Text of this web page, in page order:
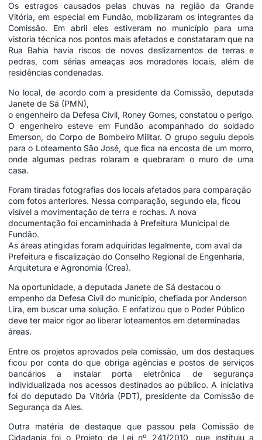
Os estragos causados pelas chuvas na região da Grande
Vitória, em especial em Fundão, mobilizaram os integrantes da
Comissão. Em abril eles estiveram no município para uma
vistoria técnica nos pontos mais afetados e constataram que na
Rua Bahia havia riscos de novos deslizamentos de terras e
pedras, com sérias ameaças aos moradores locais, além de
residências condenadas.
No local, de acordo com a presidente da Comissão, deputada
Janete de Sá (PMN),
o engenheiro da Defesa Civil, Roney Gomes, constatou o perigo.
O engenheiro esteve em Fundão acompanhado do soldado
Emerson, do Corpo de Bombeiro Militar. O grupo seguiu depois
para o Loteamento São José, que fica na encosta de um morro,
onde algumas pedras rolaram e quebraram o muro de uma
casa.
Foram tiradas fotografias dos locais afetados para comparação
com fotos anteriores. Nessa comparação, segundo ela, ficou
visível a movimentação de terra e rochas. A nova
documentação foi encaminhada à Prefeitura Municipal de
Fundão.
As áreas atingidas foram adquiridas legalmente, com aval da
Prefeitura e fiscalização do Conselho Regional de Engenharia,
Arquitetura e Agronomia (Crea).
Na oportunidade, a deputada Janete de Sá destacou o
empenho da Defesa Civil do município, chefiada por Anderson
Lira, em buscar uma solução. E enfatizou que o Poder Público
deve ter maior rigor ao liberar loteamentos em determinadas
áreas.
Entre os projetos aprovados pela comissão, um dos destaques
ficou por conta do que obriga agências e postos de serviços
bancários a instalar porta eletrônica de segurança
individualizada nos acessos destinados ao público. A iniciativa
foi do deputado Da Vitória (PDT), presidente da Comissão de
Segurança da Ales.
Outra matéria de destaque que passou pela Comissão de
Cidadania foi o Projeto de Lei nº 241/2010, que instituiu a